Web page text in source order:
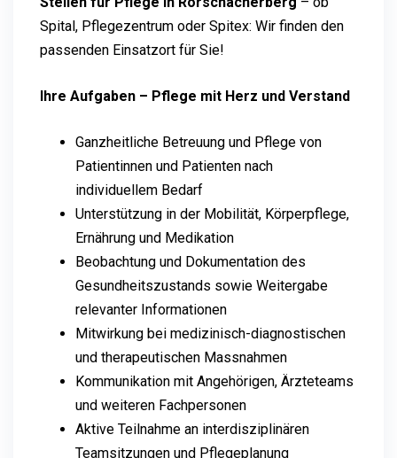
Spital, Pflegezentrum oder Spitex: Wir finden den
passenden Einsatzort für Sie!
Ihre Aufgaben – Pflege mit Herz und Verstand
Ganzheitliche Betreuung und Pflege von
Patientinnen und Patienten nach
individuellem Bedarf
Unterstützung in der Mobilität, Körperpflege,
Ernährung und Medikation
Beobachtung und Dokumentation des
Gesundheitszustands sowie Weitergabe
relevanter Informationen
Mitwirkung bei medizinisch-diagnostischen
und therapeutischen Massnahmen
Kommunikation mit Angehörigen, Ärzteteams
und weiteren Fachpersonen
Aktive Teilnahme an interdisziplinären
Teamsitzungen und Pflegeplanung